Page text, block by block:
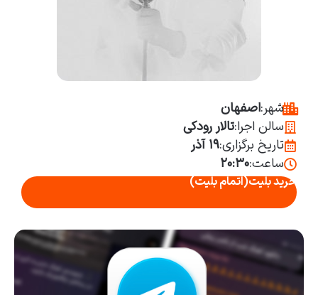
شهر:اصفهان
سالن اجرا:تالار رودکی
تاریخ برگزاری:۱۹ آذر
ساعت:۲۰:۳۰
خرید بلیت(اتمام بلیت)